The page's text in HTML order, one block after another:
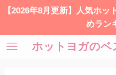
【2026年8月更新】人気ホ
めラン
ホットヨガのベ